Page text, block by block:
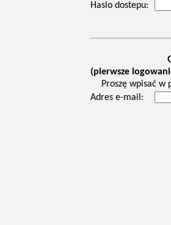
Haslo dostepu:
(pierwsze
Proszę wpisać w
Adres e-mail: